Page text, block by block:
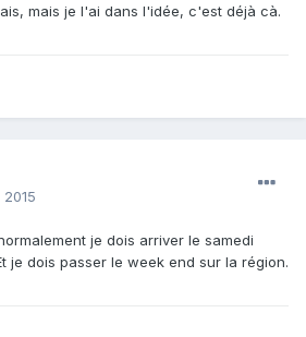
mais je l'ai dans l'idée, c'est déjà cà.
je dois arriver le samedi
je dois passer le week end sur la région.